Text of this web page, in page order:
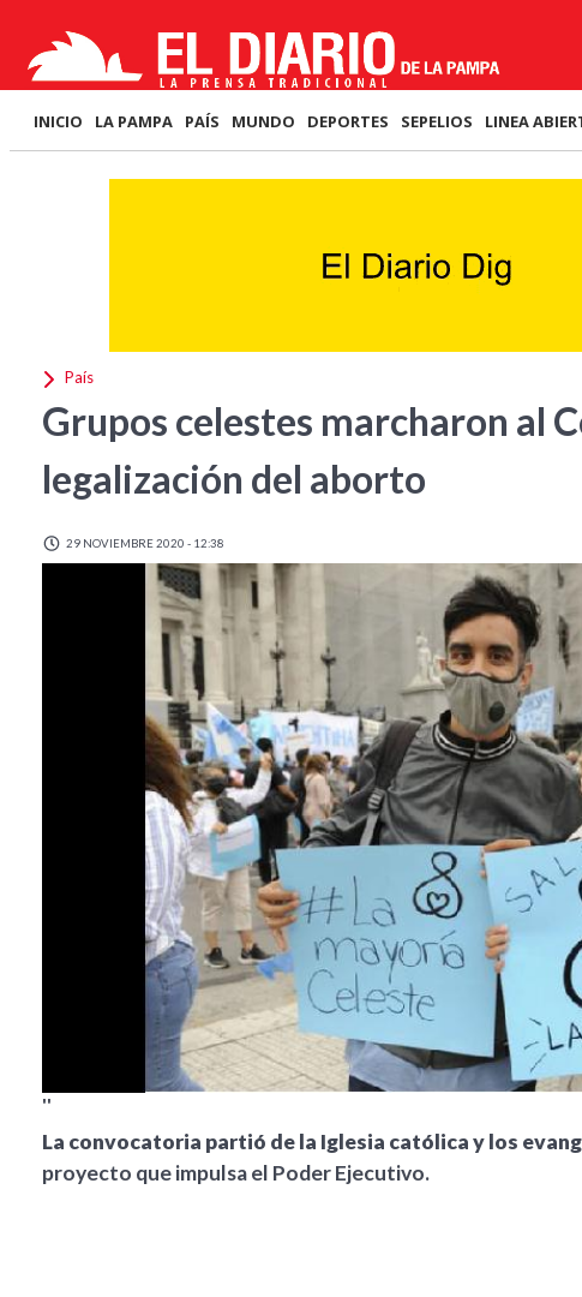
INICIO LA PAMPA PAÍS MUNDO DEPORTES SEPELIOS LINEA
País
Grupos celestes marcharon al
legalización del aborto
29 NOVIEMBRE 2020 - 12:38
''
La convocatoria partió de la Iglesia católica y los
proyecto que impulsa el Poder Ejecutivo.